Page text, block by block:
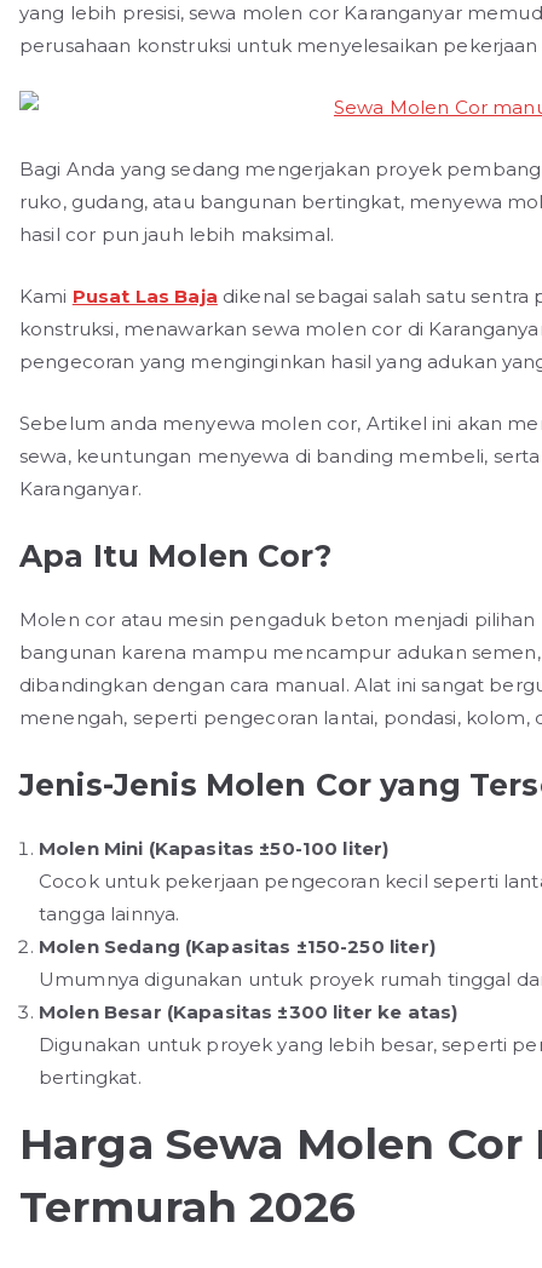
yang lebih presisi, sewa molen cor Karanganyar
perusahaan konstruksi untuk menyelesaikan
Bagi Anda yang sedang mengerjakan proyek
ruko, gudang, atau bangunan bertingkat, menyewa
hasil cor pun jauh lebih maksimal.
Kami Pusat Las Baja dikenal sebagai salah satu
konstruksi, menawarkan sewa molen cor di
pengecoran yang menginginkan hasil yang adukan
Sebelum anda menyewa molen cor, Artikel ini akan
sewa, keuntungan menyewa di banding membeli,
Karanganyar.
Apa Itu Molen Cor?
Molen cor atau mesin pengaduk beton menjadi
bangunan karena mampu mencampur adukan
dibandingkan dengan cara manual. Alat ini sangat
menengah, seperti pengecoran lantai, pondasi, kolom,
Jenis-Jenis Molen Cor yang
Molen Mini (Kapasitas ±50-100 liter)
Cocok untuk pekerjaan pengecoran kecil seperti
tangga lainnya.
Molen Sedang (Kapasitas ±150-250 liter)
Umumnya digunakan untuk proyek rumah tinggal
Molen Besar (Kapasitas ±300 liter ke atas)
Digunakan untuk proyek yang lebih besar, seperti
bertingkat.
Harga Sewa Molen
Termurah 2026